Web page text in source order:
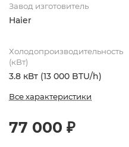
Завод изготовитель
Haier
Холодопроизводительность
(кВт)
3.8 кВт (13 000 BTU/h)
Все характеристики
77 000 ₽